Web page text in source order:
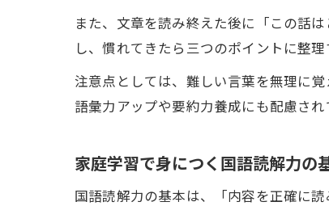
また、文章を読み終えた後に「この話
し、慣れてきたら三つのポイントに整
注意点としては、難しい言葉を無理に
語彙力アップや要約力養成にも配慮さ
家庭学習で身につく国語読解力の
国語読解力の基本は、「内容を正確に